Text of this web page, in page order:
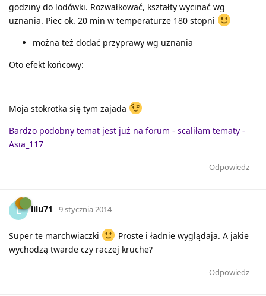
godziny do lodówki. Rozwałkować, kształty wycinać wg
uznania. Piec ok. 20 min w temperaturze 180 stopni
można też dodać przyprawy wg uznania
Oto efekt końcowy:
Moja stokrotka się tym zajada
Bardzo podobny temat jest już na forum - scaliłam tematy -
Asia_117
Odpowiedz
L lilu71 9 stycznia 2014
Super te marchwiaczki
Proste i ładnie wyglądaja. A jakie
wychodzą twarde czy raczej kruche?
Odpowiedz